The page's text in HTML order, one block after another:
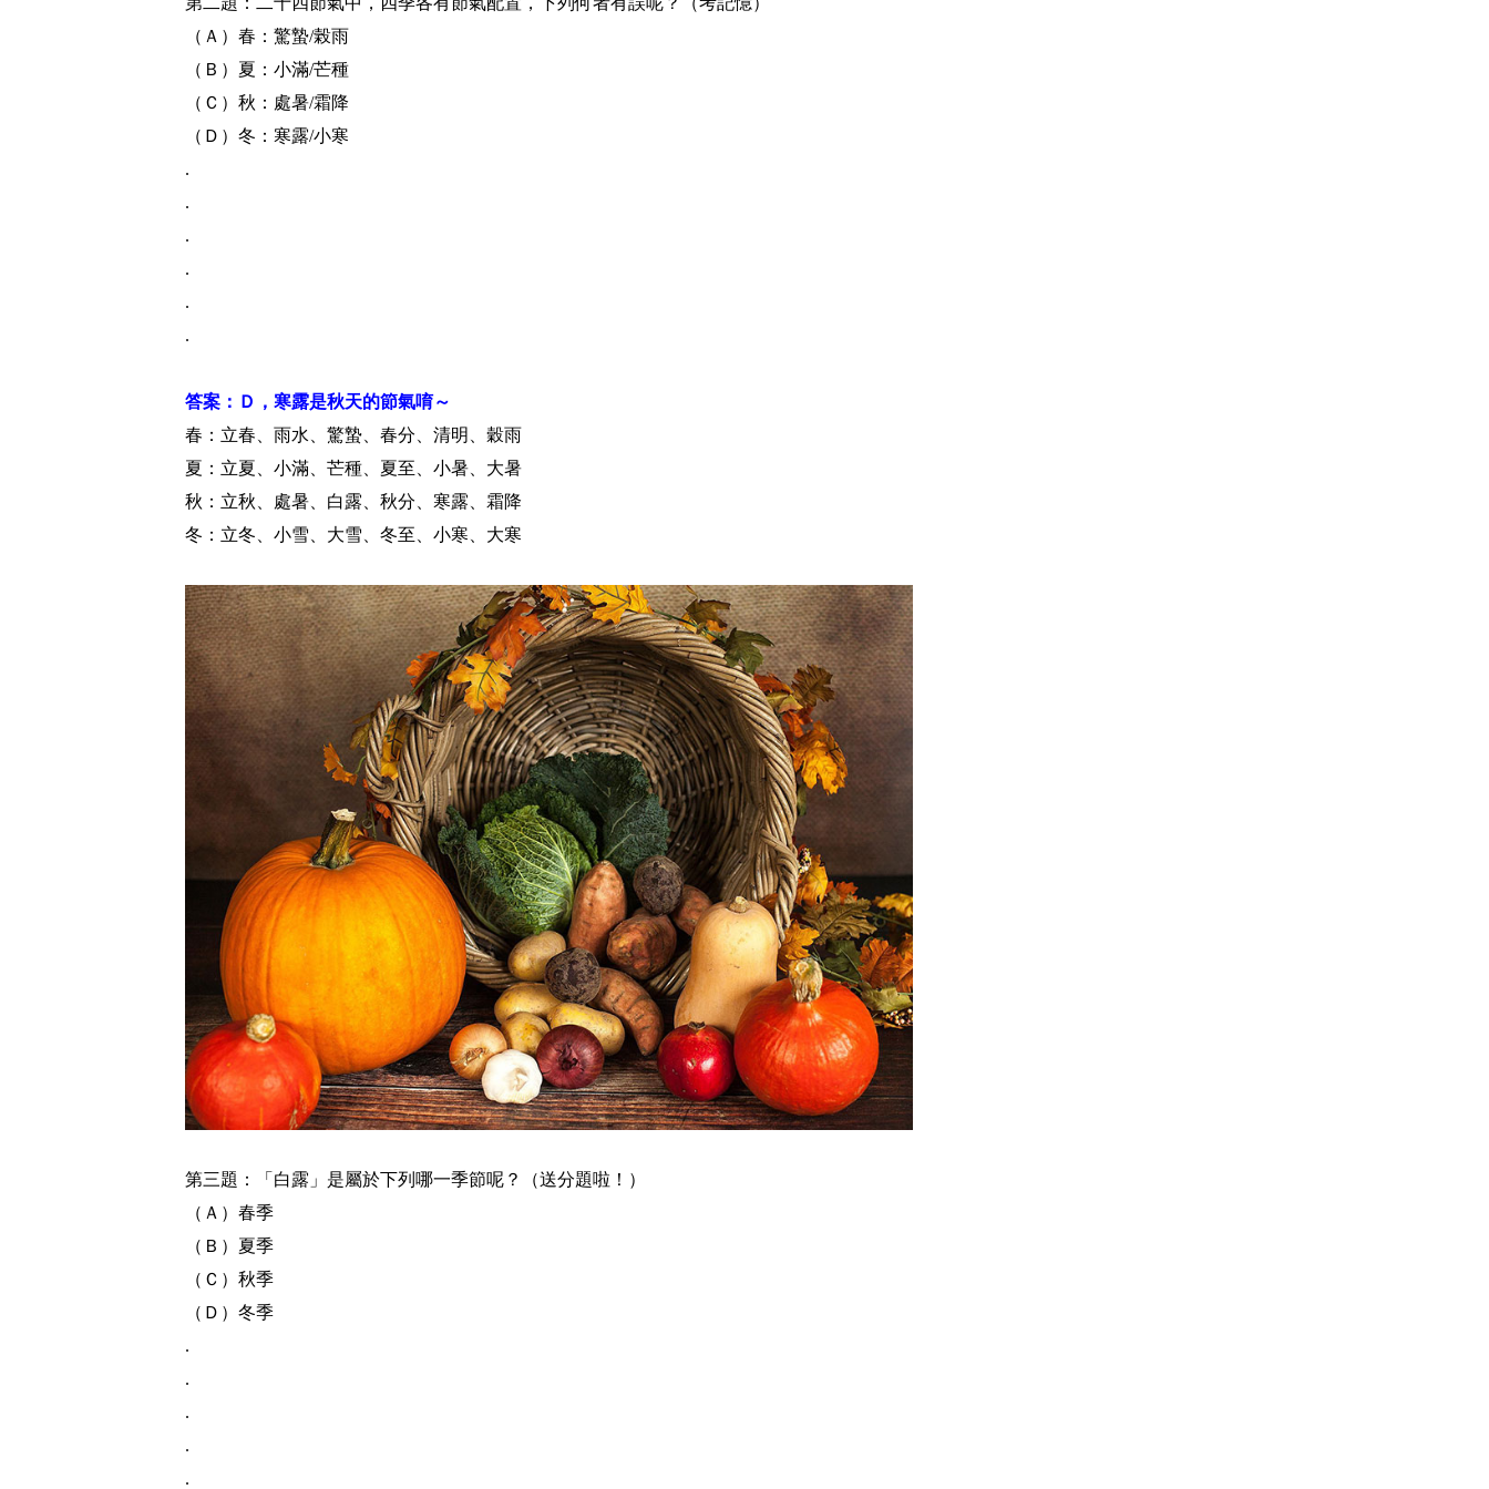
（Ａ）春：驚蟄/榖雨
（Ｂ）夏：小滿/芒種
（Ｃ）秋：處暑/霜降
（Ｄ）冬：寒露/小寒
.
.
.
.
.
.
答案：Ｄ，寒露是秋天的節氣唷～
春：立春、雨水、驚蟄、春分、清明、穀雨
夏：立夏、小滿、芒種、夏至、小暑、大暑
秋：立秋、處暑、白露、秋分、寒露、霜降
冬：立冬、小雪、大雪、冬至、小寒、大寒
第三題：「白露」是屬於下列哪一季節呢？（送分題啦！）
（Ａ）春季
（Ｂ）夏季
（Ｃ）秋季
（Ｄ）冬季
.
.
.
.
.